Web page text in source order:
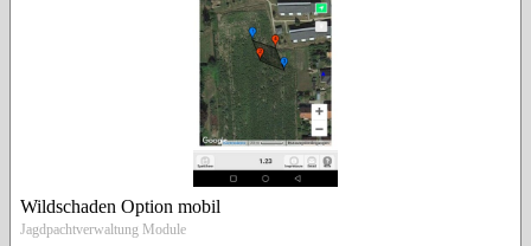
Wildschaden Option mobil
Jagdpachtverwaltung Module